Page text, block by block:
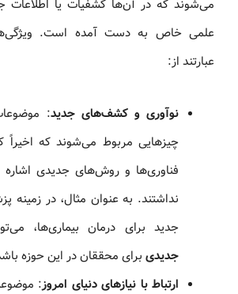
می‌شوند که در آن‌ها کشفیات یا
علمی خاص به‌ دست آمده است.
عبارتند از:
نوآوری و کشف‌های جدید:
چیزهایی مربوط می‌شوند که
فناوری‌ها و روش‌های جدیدی اشاره
نداشتند. به عنوان مثال، در زمینه
جدید برای درمان بیماری‌ها،
جدیدی برای محققان در این حوزه
ارتباط با نیازهای دنیای امروز: